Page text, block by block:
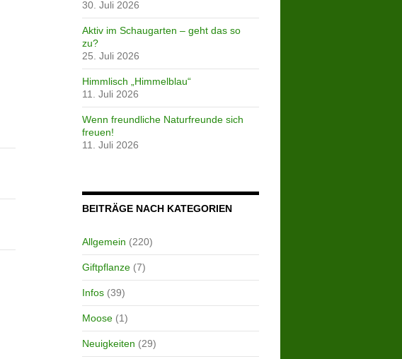
30. Juli 2026
Aktiv im Schaugarten – geht das so
zu?
25. Juli 2026
Himmlisch „Himmelblau“
11. Juli 2026
Wenn freundliche Naturfreunde sich
freuen!
11. Juli 2026
BEITRÄGE NACH KATEGORIEN
Allgemein (220)
Giftpflanze(7)
Infos(39)
Moose(1)
Neuigkeiten (29)